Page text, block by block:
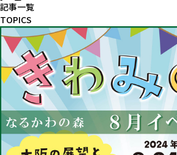
記事一覧
TOPICS